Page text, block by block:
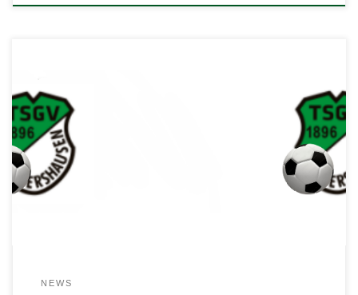
Wir haben nun unsere Trainingszeiten und Ansprechpartner online:
Mannschaften – TSGV Albershausen 1896 e.V. / Fußball Jugend
(fussball-jugenden.de)
NEWS